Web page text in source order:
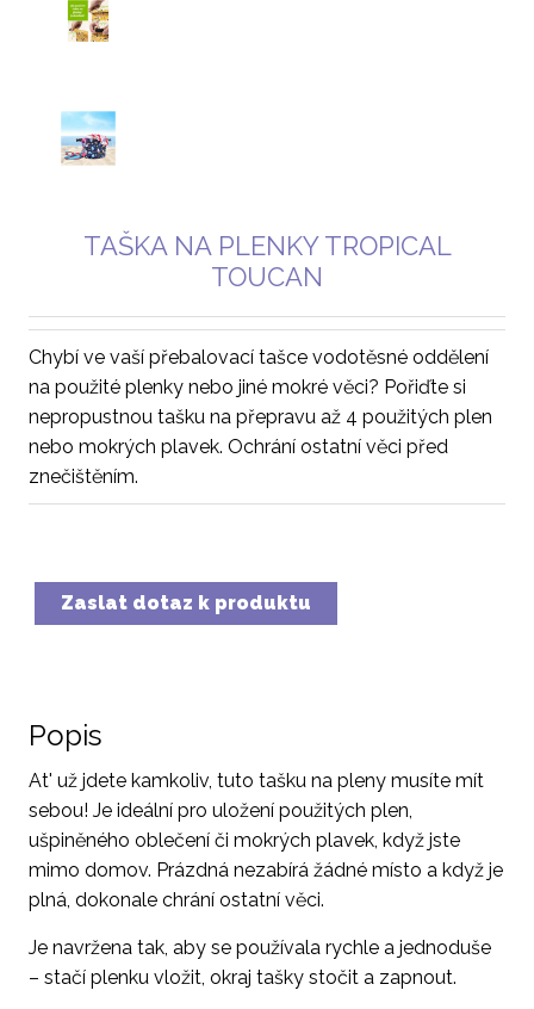
TAŠKA NA PLENKY TROPICAL
TOUCAN
Chybí ve vaší přebalovací tašce vodotěsné oddělení
na použité plenky nebo jiné mokré věci? Pořiďte si
nepropustnou tašku na přepravu až 4 použitých plen
nebo mokrých plavek. Ochrání ostatní věci před
znečištěním.
Zaslat dotaz k produktu
Popis
At' už jdete kamkoliv, tuto tašku na pleny musíte mít
sebou! Je ideální pro uložení použitých plen,
ušpiněného oblečení či mokrých plavek, když jste
mimo domov. Prázdná nezabírá žádné místo a když je
plná, dokonale chrání ostatní věci.
Je navržena tak, aby se používala rychle a jednoduše
– stačí plenku vložit, okraj tašky stočit a zapnout.